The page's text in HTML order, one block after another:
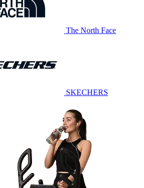
The North Face
SKECHERS